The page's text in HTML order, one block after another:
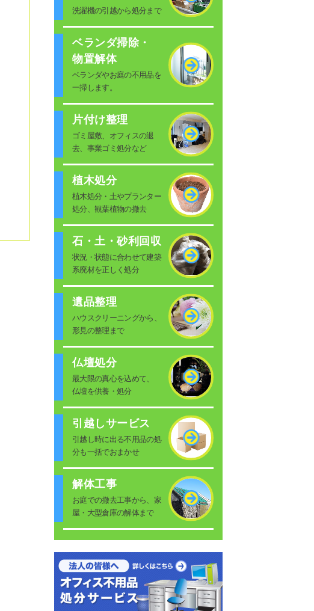
洗濯機の引越から処分まで
ベランダ掃除・
物置解体
ベランダやお庭の不用品を
一掃します。
片付け整理
ゴミ屋敷、オフィスの退
去、事業ゴミ処分など
植木処分
植木処分・土やプランター
処分、観葉植物の撤去
石・土・砂利回収
状況・状態に合わせて建築
系廃材を正しく処分
遺品整理
ハウスクリーニングから、
形見の整理まで
仏壇処分
最大限の真心を込めて、
仏壇を供養・処分
引越しサービス
引越し時に出る不用品の処
分も一括でおまかせ
解体工事
お庭での撤去工事から、家
屋・大型倉庫の解体まで